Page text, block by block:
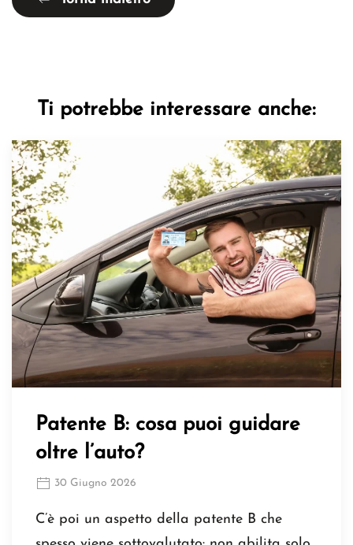
Ti potrebbe interessare anche:
Patente B: cosa puoi guidare
oltre l’auto?
30 Giugno 2026
C’è poi un aspetto della patente B che